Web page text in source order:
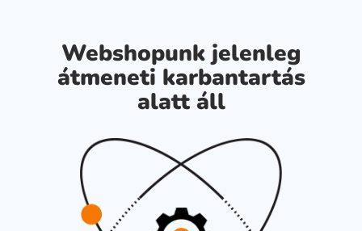
Webshopunk jelenleg
átmeneti karbantartás
alatt áll